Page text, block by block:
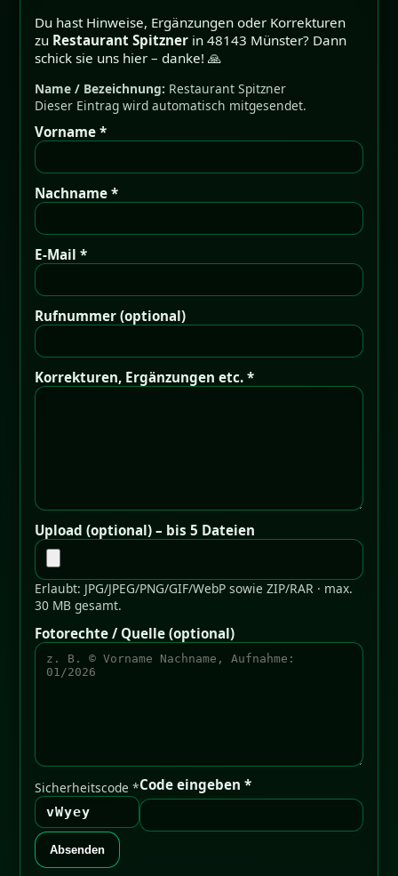
Du hast Hinweise, Ergänzungen oder Korrekturen
zu Restaurant Spitzner in 48143 Münster? Dann
schick sie uns hier – danke! 🙏
Name / Bezeichnung: Restaurant Spitzner
Dieser Eintrag wird automatisch mitgesendet.
Vorname *
Nachname *
E-Mail *
Rufnummer (optional)
Korrekturen, Ergänzungen etc. *
Upload (optional) – bis 5 Dateien
Erlaubt: JPG/JPEG/PNG/GIF/WebP sowie ZIP/RAR · max.
30 MB gesamt.
Fotorechte / Quelle (optional)
Sicherheitscode *
vWyey
Code eingeben *
Absenden